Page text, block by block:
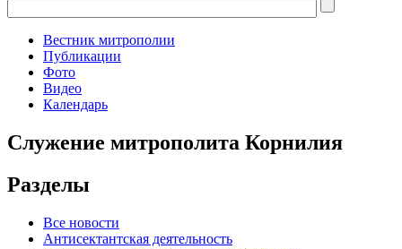
Вестник митрополии
Публикации
Фото
Видео
Календарь
Служение митрополита Корнилия
Разделы
Все новости
Антисектантская деятельность